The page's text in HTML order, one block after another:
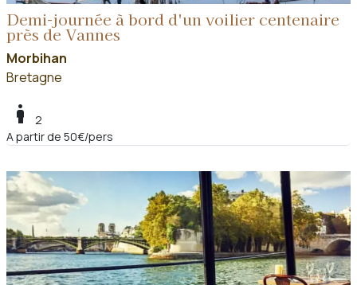
Demi-journée à bord d'un voilier centenaire
près de Vannes
Morbihan
Bretagne
boy
2
A partir de 50€/pers